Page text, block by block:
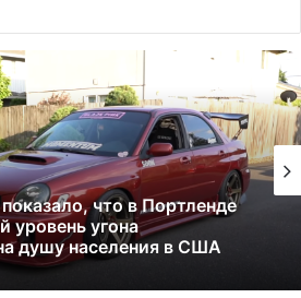
огромный избыток сыра